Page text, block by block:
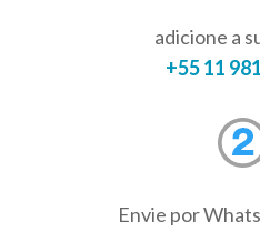
adicione a
+55 11
Envie por